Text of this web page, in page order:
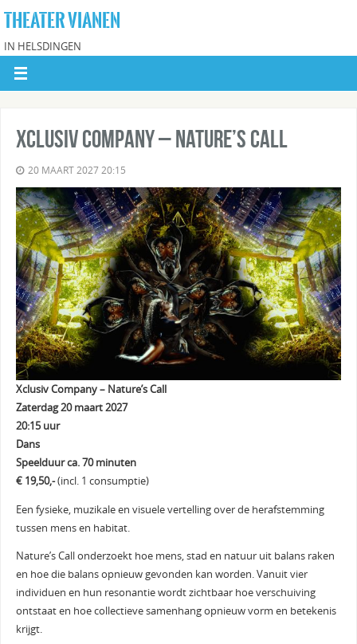
THEATER VIANEN
IN HELSDINGEN
Xclusiv Company – Nature’s Call
20 MAART 2027 20:15
Xclusiv Company – Nature’s Call
Zaterdag 20 maart 2027
20:15 uur
Dans
Speelduur ca. 70 minuten
€ 19,50,-(incl. 1 consumptie)
Een fysieke, muzikale en visuele vertelling over de herafstemming
tussen mens en habitat.
Nature’s Call onderzoekt hoe mens, stad en natuur uit balans raken
en hoe die balans opnieuw gevonden kan worden. Vanuit vier
individuen en hun resonantie wordt zichtbaar hoe verschuiving
ontstaat en hoe collectieve samenhang opnieuw vorm en betekenis
krijgt.